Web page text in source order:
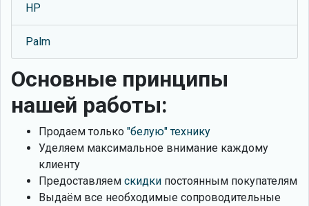
HP
Palm
Основные принципы
нашей работы:
Продаем только "белую" технику
Уделяем максимальное внимание каждому
клиенту
Предоставляем скидки постоянным покупателям
Выдаём все необходимые сопроводительные